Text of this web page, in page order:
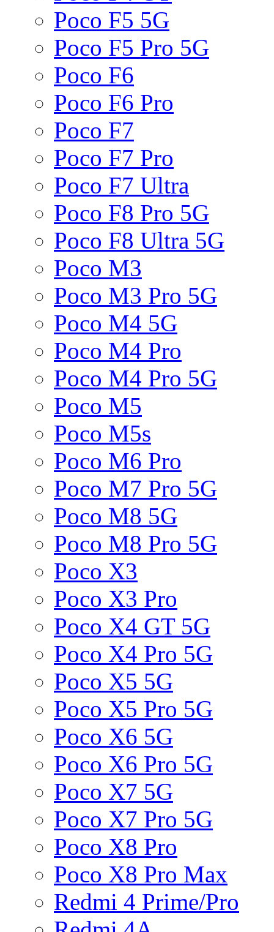
Poco F5 5G
Poco F5 Pro 5G
Poco F6
Poco F6 Pro
Poco F7
Poco F7 Pro
Poco F7 Ultra
Poco F8 Pro 5G
Poco F8 Ultra 5G
Poco M3
Poco M3 Pro 5G
Poco M4 5G
Poco M4 Pro
Poco M4 Pro 5G
Poco M5
Poco M5s
Poco M6 Pro
Poco M7 Pro 5G
Poco M8 5G
Poco M8 Pro 5G
Poco X3
Poco X3 Pro
Poco X4 GT 5G
Poco X4 Pro 5G
Poco X5 5G
Poco X5 Pro 5G
Poco X6 5G
Poco X6 Pro 5G
Poco X7 5G
Poco X7 Pro 5G
Poco X8 Pro
Poco X8 Pro Max
Redmi 4 Prime/Pro